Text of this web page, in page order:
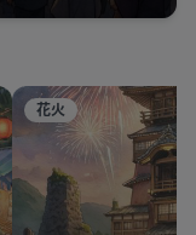
花火